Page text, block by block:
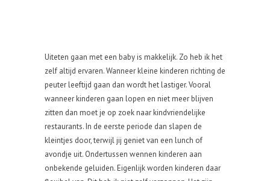
Uiteten gaan met een baby is makkelijk. Zo heb ik het
zelf altijd ervaren. Wanneer kleine kinderen richting de
peuter leeftijd gaan dan wordt het lastiger. Vooral
wanneer kinderen gaan lopen en niet meer blijven
zitten dan moet je op zoek naar kindvriendelijke
restaurants. In de eerste periode dan slapen de
kleintjes door, terwijl jij geniet van een lunch of
avondje uit. Ondertussen wennen kinderen aan
onbekende geluiden. Eigenlijk worden kinderen daar